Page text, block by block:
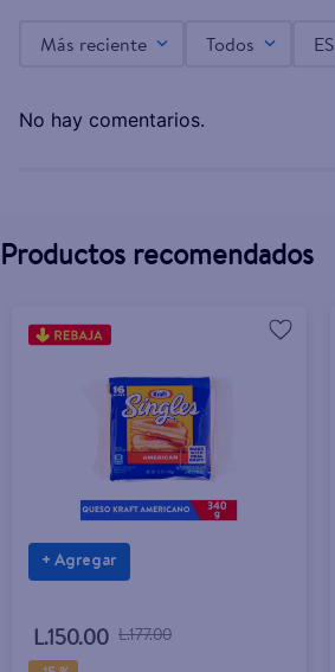
L.211.00
Más reciente Todos ES
No hay comentarios.
Productos recomendados
+ Agregar
L.150.00 L.177.00